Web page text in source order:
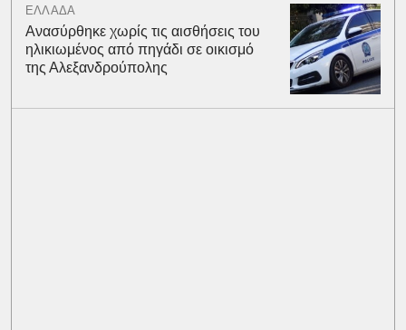
ΕΛΛΑΔΑ
Ανασύρθηκε χωρίς τις αισθήσεις του
ηλικιωμένος από πηγάδι σε οικισμό
της Αλεξανδρούπολης